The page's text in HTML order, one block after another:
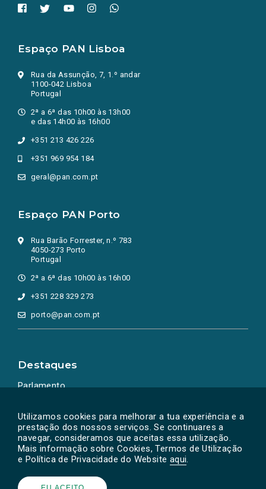
Utilizamos cookies para melhorar a tua experiência e a
prestação dos nossos serviços. Se continuares a
navegar, consideramos que aceitas essa utilização.
Mais informação sobre Cookies, Termos de Utilização
e Política de Privacidade do Website aqui.
Espaço PAN Lisboa
Rua da Assunção, 7, 1.º andar
1100-042 Lisboa
Portugal
2ª a 6ª das 10h00 às 13h00
e das 14h00 às 16h00
+351 213 426 226
+351 969 954 184
geral@pan.com.pt
Espaço PAN Porto
Rua Barão Forrester, n.º 783
4050-273 Porto
Portugal
2ª a 6ª das 10h00 às 16h00
+351 228 329 273
porto@pan.com.pt
Destaques
Parlamento